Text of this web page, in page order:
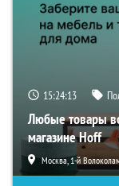
15:24:12
Любые товары
магазине Hoff
Москва, 1-й